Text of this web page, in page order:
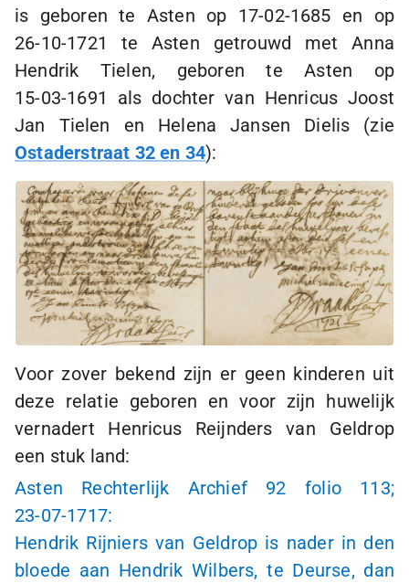
is geboren te Asten op 17-02-1685 en op
26-10-1721
te Asten getrouwd met Anna
Hendrik Tielen, geboren te Asten op
15-03-1691
als dochter van Henricus Joost
Jan Tielen en Helena Jansen Dielis (zie
Ostaderstraat 32 en 34):
Voor zover bekend zijn er geen kinderen uit
deze relatie geboren en voor zijn huwelijk
vernadert Henricus Reijnders van Geldrop
een stuk land:
Asten Rechterlijk Archief 92 folio 113;
23-07-1717:
Hendrik Rijniers van Geldrop is nader in den
bloede aan Hendrik Wilbers, te Deurse, dan